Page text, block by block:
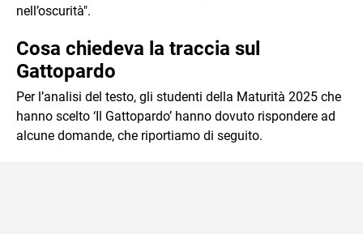
nell’oscurità".
Cosa chiedeva la traccia sul
Gattopardo
Per l’analisi del testo, gli studenti della Maturità 2025 che
hanno scelto ‘Il Gattopardo’ hanno dovuto rispondere ad
alcune domande, che riportiamo di seguito.